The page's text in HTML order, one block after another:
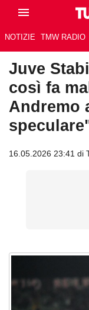
NOTIZIE TMW RADIO
Juve
così fa
Andremo
16.05.2026 23:41 di